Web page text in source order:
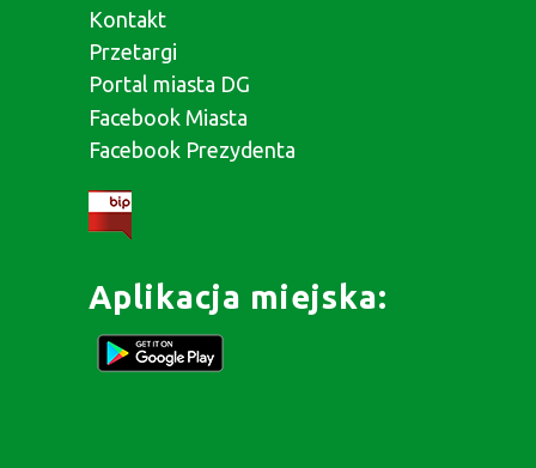
Kontakt
Przetargi
Portal miasta DG
Facebook Miasta
Facebook Prezydenta
Aplikacja miejska: